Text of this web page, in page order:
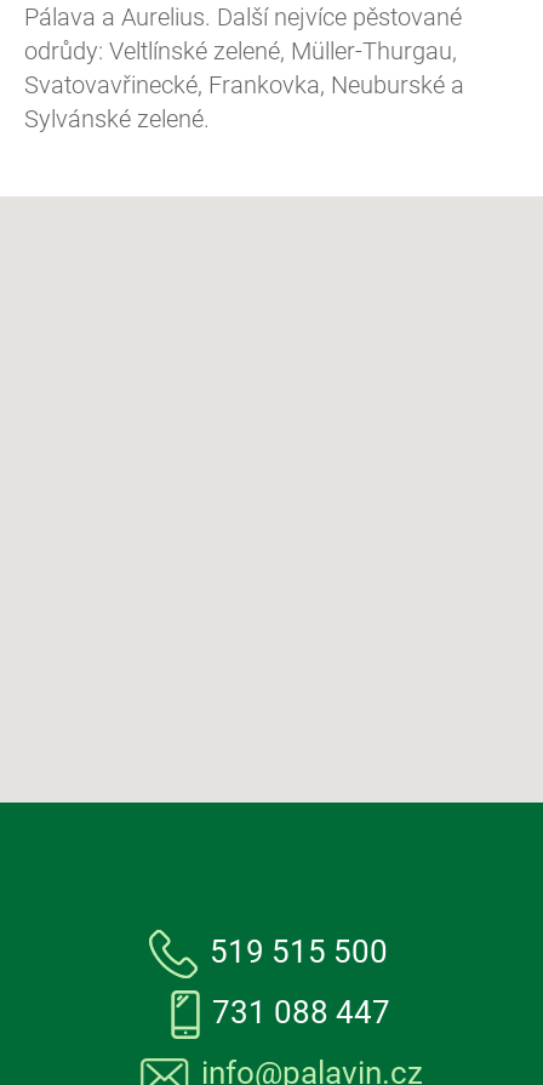
Pálava a Aurelius. Další nejvíce pěstované
odrůdy: Veltlínské zelené, Müller-Thurgau,
Svatovavřinecké, Frankovka, Neuburské a
Sylvánské zelené.
519 515 500
731 088 447
info@palavin.cz